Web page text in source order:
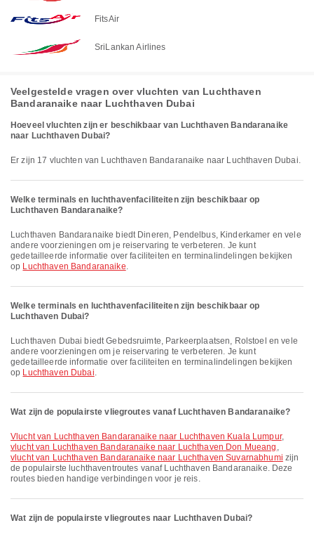
FitsAir
SriLankan Airlines
Veelgestelde vragen over vluchten van Luchthaven
Bandaranaike naar Luchthaven Dubai
Hoeveel vluchten zijn er beschikbaar van Luchthaven Bandaranaike
naar Luchthaven Dubai?
Er zijn 17 vluchten van Luchthaven Bandaranaike naar Luchthaven Dubai.
Welke terminals en luchthavenfaciliteiten zijn beschikbaar op
Luchthaven Bandaranaike?
Luchthaven Bandaranaike biedt Dineren, Pendelbus, Kinderkamer en vele
andere voorzieningen om je reiservaring te verbeteren. Je kunt
gedetailleerde informatie over faciliteiten en terminalindelingen bekijken
op Luchthaven Bandaranaike.
Welke terminals en luchthavenfaciliteiten zijn beschikbaar op
Luchthaven Dubai?
Luchthaven Dubai biedt Gebedsruimte, Parkeerplaatsen, Rolstoel en vele
andere voorzieningen om je reiservaring te verbeteren. Je kunt
gedetailleerde informatie over faciliteiten en terminalindelingen bekijken
op Luchthaven Dubai.
Wat zijn de populairste vliegroutes vanaf Luchthaven Bandaranaike?
vlucht van Luchthaven Bandaranaike naar Luchthaven Kuala Lumpur,
vlucht van Luchthaven Bandaranaike naar Luchthaven Don Mueang ,
vlucht van Luchthaven Bandaranaike naar Luchthaven Suvarnabhumi zijn
de populairste luchthaventroutes vanaf Luchthaven Bandaranaike. Deze
routes bieden handige verbindingen voor je reis.
Wat zijn de populairste vliegroutes naar Luchthaven Dubai?